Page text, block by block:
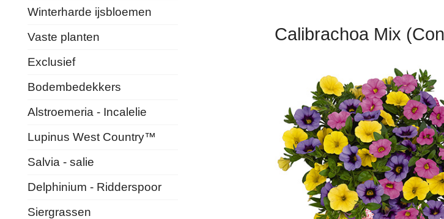
Winterharde ijsbloemen
Vaste planten
Exclusief
Bodembedekkers
Alstroemeria - Incalelie
Lupinus West Country™
Salvia - salie
Delphinium - Ridderspoor
Siergrassen
Calibrachoa Mix